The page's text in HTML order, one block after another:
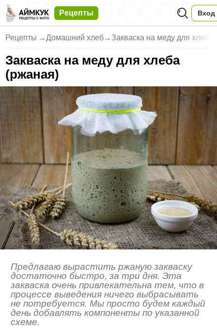
Рецепты Вход
Рецепты →Домашний хлеб→ Закваска на меду для хлеба
Закваска на меду для хлеба
(ржаная)
Предлагаю вырастить ржаную закваску
достаточно быстро, за три дня. Эта
закваска очень привлекательна тем, что в
процессе выведения ничего выбрасывать
не потребуется. Мы просто будем каждый
день добавлять компоненты по указанной
схеме.